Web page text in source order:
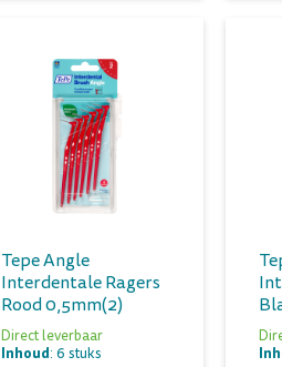
Tepe Angle
Interdentale Ragers
Rood 0,5mm(2)
Direct leverbaar
Inhoud: 6 stuks